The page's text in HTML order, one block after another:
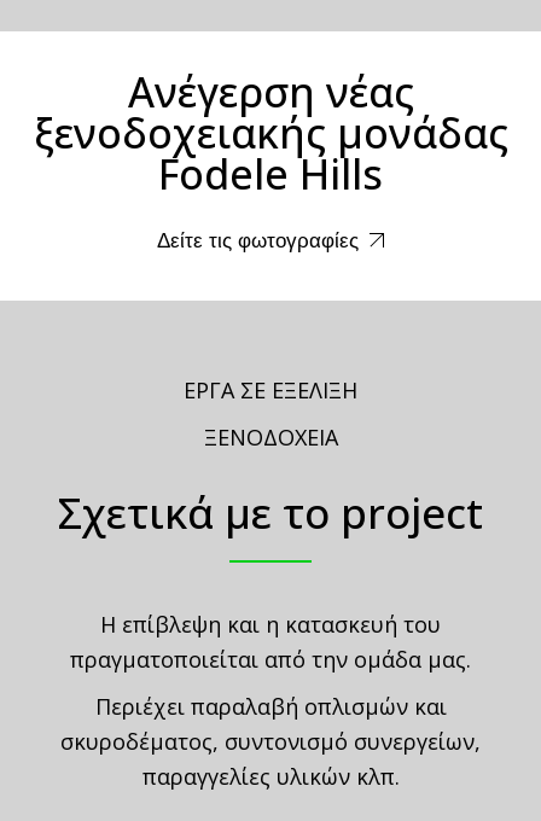
Ανέγερση νέας
ξενοδοχειακής μονάδας
Fodele Hills
Δείτε τις φωτογραφίες
ΈΡΓΑ ΣΕ ΕΞΕΛΙΞΗ
ΞΕΝΟΔΟΧΕΙΑ
Σχετικά με το project
Η επίβλεψη και η κατασκευή του
πραγματοποιείται από την ομάδα μας.
Περιέχει παραλαβή οπλισμών και
σκυροδέματος, συντονισμό συνεργείων,
παραγγελίες υλικών κλπ.